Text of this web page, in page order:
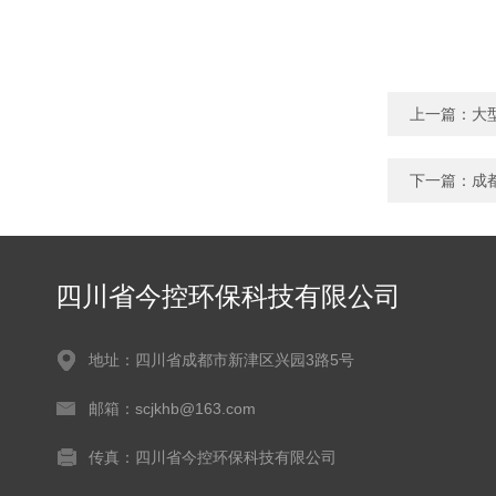
上一篇： 大
下一篇： 成
四川省今控环保科技有限公司
地址：四川省成都市新津区兴园3路5号
邮箱：scjkhb@163.com
传真：四川省今控环保科技有限公司